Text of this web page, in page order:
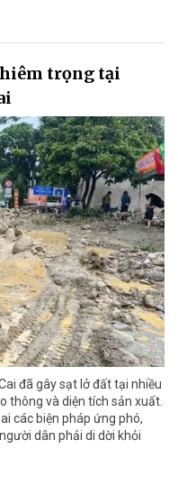
trọng tại
đã gây sạt lở đất tại nhiều
thông và diện tích sản xuất.
các biện pháp ứng phó,
dân phải di dời khỏi